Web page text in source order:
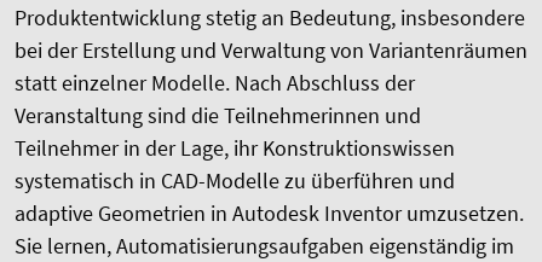
Produktentwicklung stetig an Bedeutung, insbesondere
bei der Erstellung und Verwaltung von Variantenräumen
statt einzelner Modelle. Nach Abschluss der
Veranstaltung sind die Teilnehmerinnen und
Teilnehmer in der Lage, ihr Konstruktionswissen
systematisch in CAD-Modelle zu überführen und
adaptive Geometrien in Autodesk Inventor umzusetzen.
Sie lernen, Automatisierungsaufgaben eigenständig im